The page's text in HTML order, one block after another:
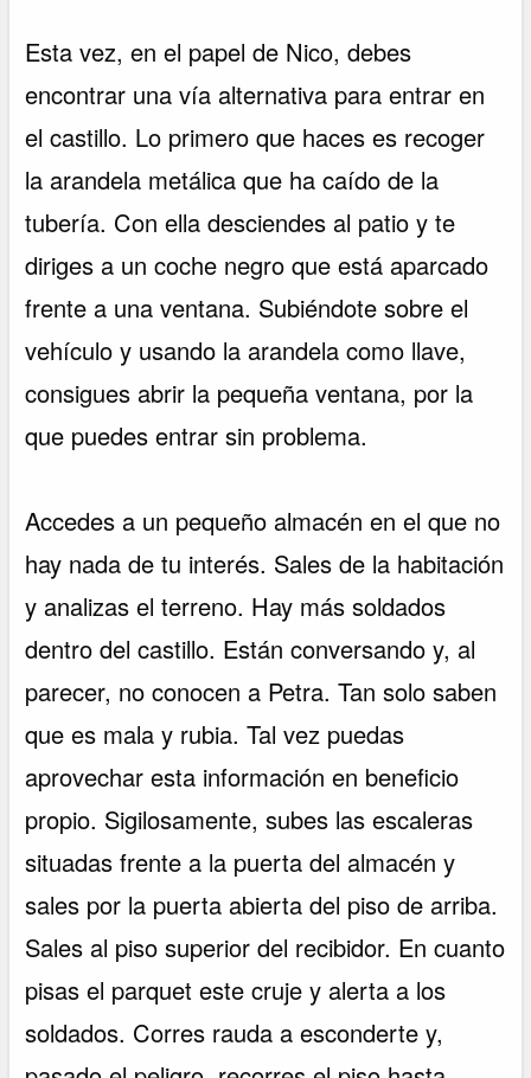
Esta vez, en el papel de Nico, debes
encontrar una vía alternativa para entrar en
el castillo. Lo primero que haces es recoger
la arandela metálica que ha caído de la
tubería. Con ella desciendes al patio y te
diriges a un coche negro que está aparcado
frente a una ventana. Subiéndote sobre el
vehículo y usando la arandela como llave,
consigues abrir la pequeña ventana, por la
que puedes entrar sin problema.
Accedes a un pequeño almacén en el que no
hay nada de tu interés. Sales de la habitación
y analizas el terreno. Hay más soldados
dentro del castillo. Están conversando y, al
parecer, no conocen a Petra. Tan solo saben
que es mala y rubia. Tal vez puedas
aprovechar esta información en beneficio
propio. Sigilosamente, subes las escaleras
situadas frente a la puerta del almacén y
sales por la puerta abierta del piso de arriba.
Sales al piso superior del recibidor. En cuanto
pisas el parquet este cruje y alerta a los
soldados. Corres rauda a esconderte y,